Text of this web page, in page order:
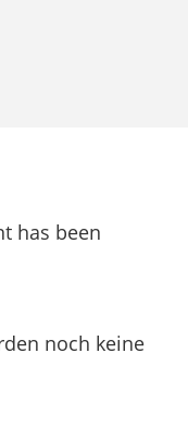
has been
noch keine